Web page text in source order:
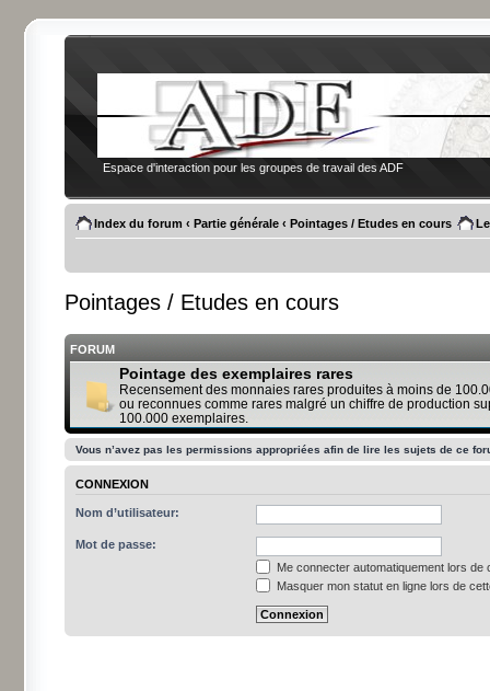
Espace d'interaction pour les groupes de travail des ADF
Index du forum ‹ Partie générale ‹ Pointages / Etudes en cours
Pointages / Etudes en cours
FORUM
Pointage des exemplaires rares
Recensement des monnaies rares produites à moins de
ou reconnues comme rares malgré un chiffre de production
100.000 exemplaires.
Vous n’avez pas les permissions appropriées afin de lire les sujets de ce
CONNEXION
Nom d’utilisateur:
Mot de passe:
Me connecter automatiquement lors de
Masquer mon statut en ligne lors de